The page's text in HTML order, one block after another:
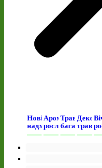
Нові
надходження
Ароматичні
рослини
Трав’янисті
багаторічні
трави